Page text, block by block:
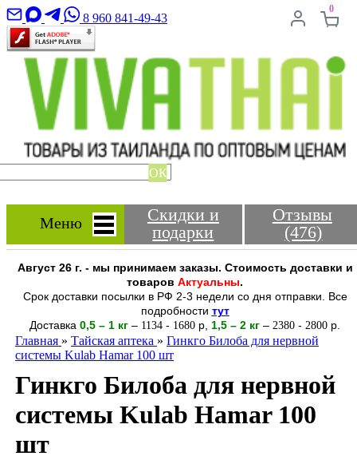
8 960 841-49-43
0
ОК
Меню
Скидки и
подарки
Отзывы
(476)
Август 26 г. - мы принимаем заказы. Стоимость доставки и
товаров Актуальны.
Срок доставки посылки в РФ 2-3 недели со дня отправки. Все
подробности тут
Доставка 0,5 – 1 кг – 1134 - 1680 р 1,5 – 2 кг – 2380 - 2800 р.
Главная » Тайская аптека » Гинкго Билоба для нервной
системы Kulab Hamar 100 шт
Гинкго Билоба для нервной
системы Kulab Hamar 100
шт